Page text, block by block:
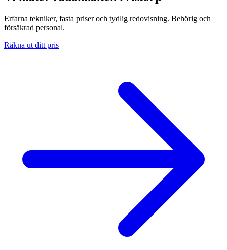
Erfarna tekniker, fasta priser och tydlig redovisning. Behörig och
försäkrad personal.
Räkna ut ditt pris